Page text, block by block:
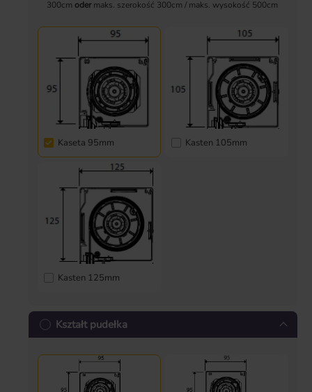
300cm odermaks. szerokość 300cm / maks. wysokość 500cm
Kaseta 95mm Kasten 105mm
Kasten 125mm
Kształt pudełka